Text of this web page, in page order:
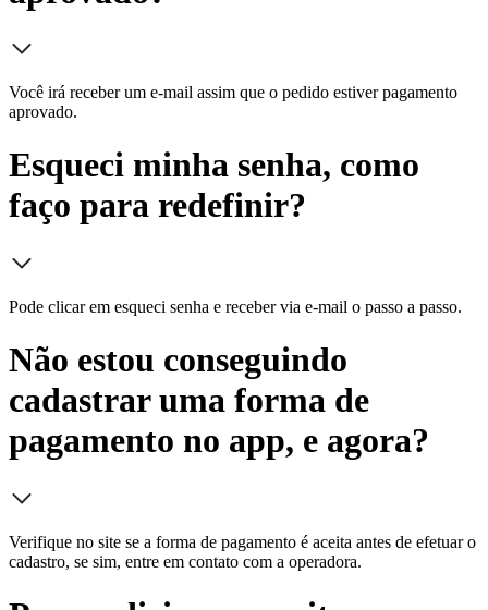
Você irá receber um e-mail assim que o pedido estiver pagamento
aprovado.
Esqueci minha senha, como
faço para redefinir?
Pode clicar em esqueci senha e receber via e-mail o passo a passo.
Não estou conseguindo
cadastrar uma forma de
pagamento no app, e agora?
Verifique no site se a forma de pagamento é aceita antes de efetuar o
cadastro, se sim, entre em contato com a operadora.